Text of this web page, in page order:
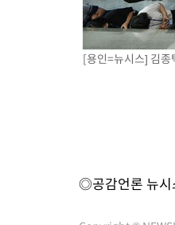
[용인=뉴시스] 김
◎공감언론 뉴시